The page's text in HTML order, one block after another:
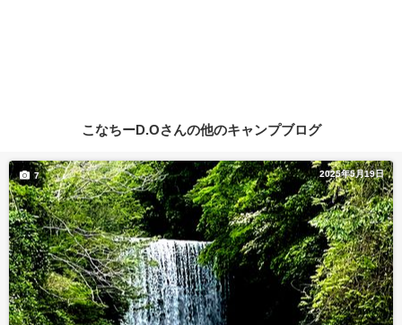
こなちーD.Oさんの他のキャンプブログ
2025年5月19日
7